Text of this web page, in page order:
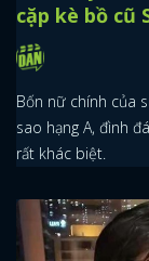
cặp kè bồ cũ
Bốn nữ chính của
sao hạng A, đình
rất khác biệt.